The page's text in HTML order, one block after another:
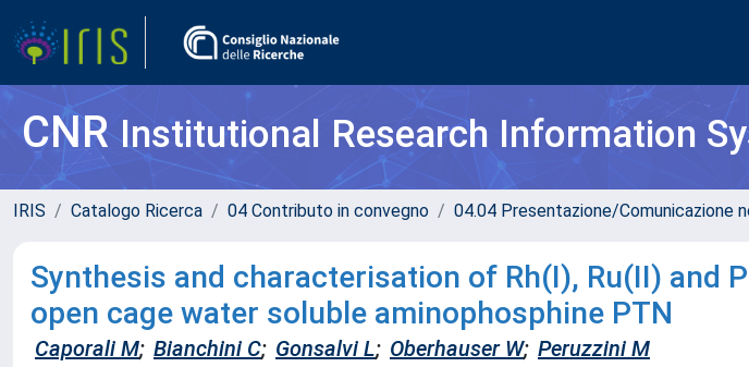
CNRInstitutional Research Information
IRIS Catalogo Ricerca 04 Contributo in convegno 04.04 Presentazione/Comunicazione
Synthesis and characterisation of Rh(I), Ru(II) and
open cage water soluble aminophosphine PTN
Caporali M; Bianchini C; Gonsalvi L; Oberhauser W; Peruzzini M